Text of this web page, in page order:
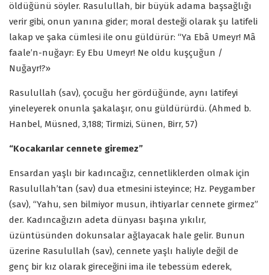
öldüğünü söyler. Rasulullah, bir büyük adama başsağlığı
verir gibi, onun yanına gider; moral desteği olarak şu latifeli
lakap ve şaka cümlesi ile onu güldürür: “Ya Ebâ Umeyr! Mâ
faale’n-nuğayr: Ey Ebu Umeyr! Ne oldu kuşçuğun /
Nuğayr!?»
Rasulullah (sav), çocuğu her gördüğünde, aynı latifeyi
yineleyerek onunla şakalaşır, onu güldürürdü. (Ahmed b.
Hanbel, Müsned, 3,188; Tirmizi, Sünen, Birr, 57)
“Kocakarılar cennete giremez”
Ensardan yaşlı bir kadıncağız, cennetliklerden olmak için
Rasulullah’tan (sav) dua etmesini isteyince; Hz. Peygamber
(sav), “Yahu, sen bilmiyor musun, ihtiyarlar cennete girmez”
der. Kadıncağızın adeta dünyası başına yıkılır,
üzüntüsünden dokunsalar ağlayacak hale gelir. Bunun
üzerine Rasulullah (sav), cennete yaşlı haliyle değil de
genç bir kız olarak gireceğini ima ile tebessüm ederek,